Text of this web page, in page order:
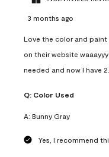
3 months ago
Love the color and
on their website
needed and now I have
Q: Color Used
A: Bunny Gray
Yes, I recommend